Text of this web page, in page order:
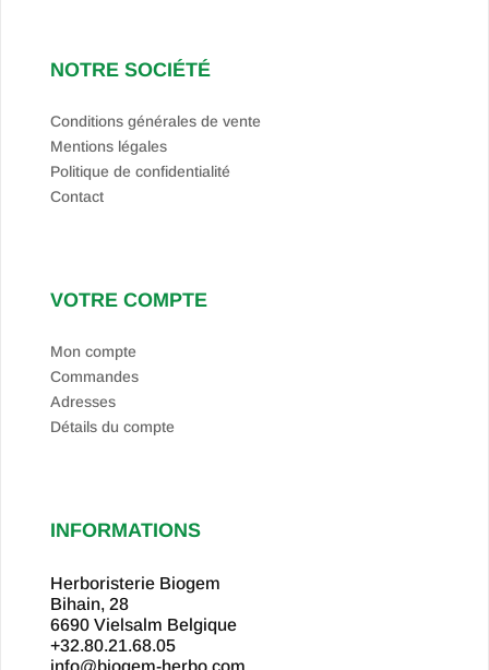
NOTRE SOCIÉTÉ
Conditions générales de vente
Mentions légales
Politique de confidentialité
Contact
VOTRE COMPTE
Mon compte
Commandes
Adresses
Détails du compte
INFORMATIONS
Herboristerie Biogem
Bihain, 28
6690 Vielsalm Belgique
+32.80.21.68.05